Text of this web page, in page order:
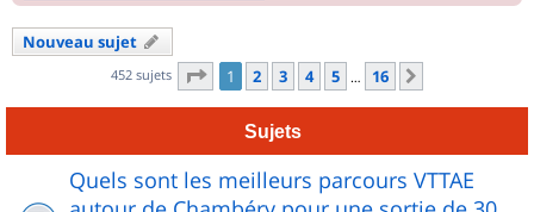
Nouveau sujet
452 sujets Page 1sur
1 2 3 4 5 … 16
Sujets
Quels sont les meilleurs parcours VTTAE